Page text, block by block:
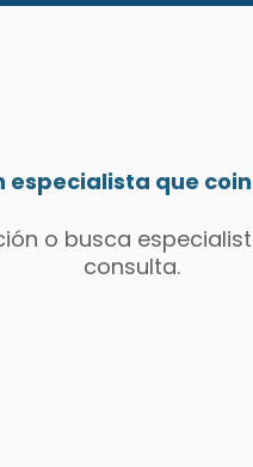
especialista que
o busca
consulta.